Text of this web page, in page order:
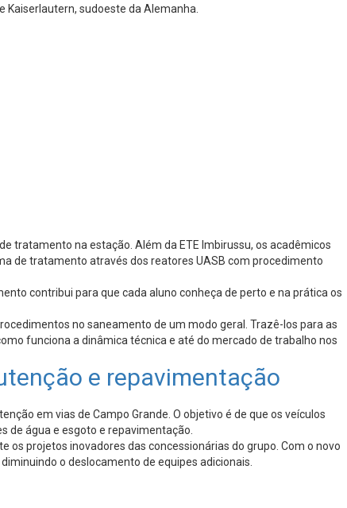
sudoeste da Alemanha.
tratamento na estação. Além da ETE Imbirussu, os acadêmicos
de tratamento através dos reatores UASB com procedimento
contribui para que cada aluno conheça de perto e na prática os
no saneamento de um modo geral. Trazê-los para as
funciona a dinâmica técnica e até do mercado de trabalho nos
e repavimentação
em vias de Campo Grande. O objetivo é de que os veículos
de água e esgoto e repavimentação.
os projetos inovadores das concessionárias do grupo. Com o novo
o deslocamento de equipes adicionais.